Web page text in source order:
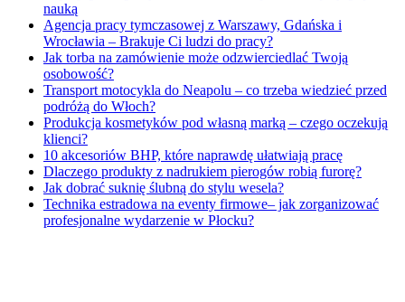
nauką
Agencja pracy tymczasowej z Warszawy, Gdańska i
Wrocławia – Brakuje Ci ludzi do pracy?
Jak torba na zamówienie może odzwierciedlać Twoją
osobowość?
Transport motocykla do Neapolu – co trzeba wiedzieć przed
podróżą do Włoch?
Produkcja kosmetyków pod własną marką – czego oczekują
klienci?
10 akcesoriów BHP, które naprawdę ułatwiają pracę
Dlaczego produkty z nadrukiem pierogów robią furorę?
Jak dobrać suknię ślubną do stylu wesela?
Technika estradowa na eventy firmowe– jak zorganizować
profesjonalne wydarzenie w Płocku?